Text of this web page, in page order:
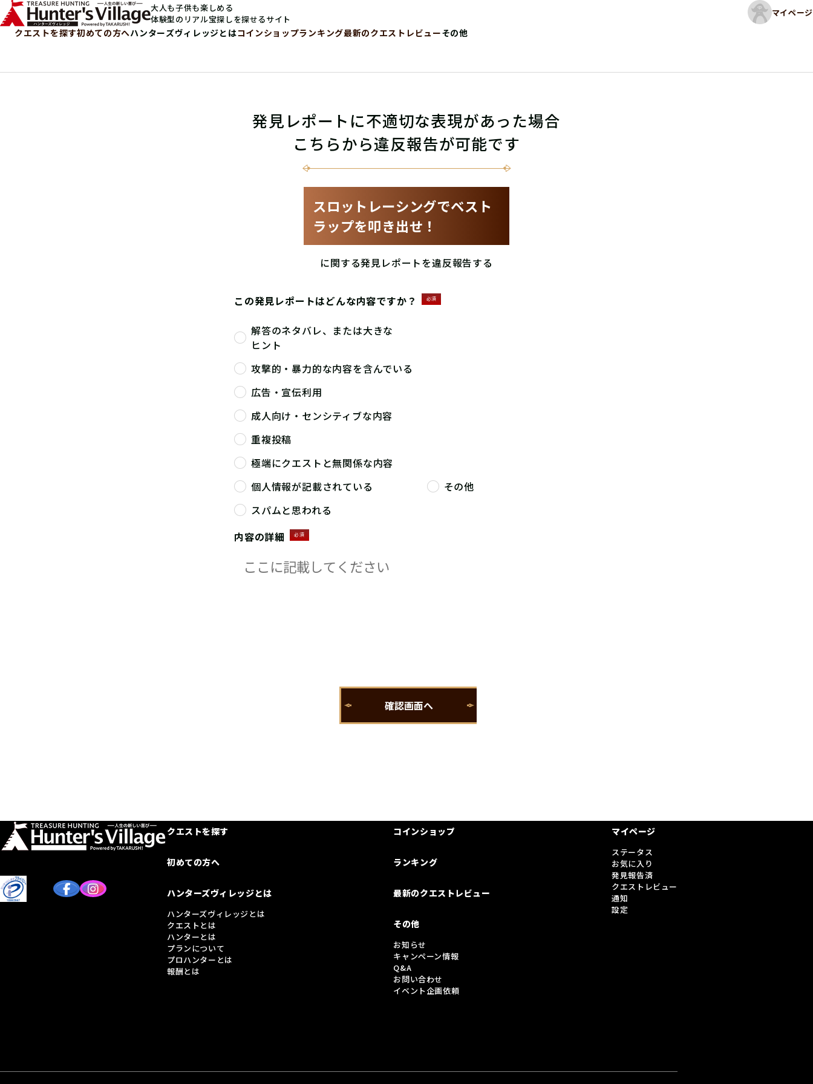
大人も子供も楽しめる
体験型のリアル宝探しを探せるサイト
マイページ
クエストを探す初めての方へハンターズヴィレッジとはコインショップランキング最新のクエストレビューその他
発見レポートに不適切な表現があった場合
こちらから違反報告が可能です
スロットレーシングでベスト
ラップを叩き出せ！
に関する発見レポートを違反報告する
この発見レポートはどんな内容ですか？ 必須
解答のネタバレ、または大きな
ヒント
攻撃的・暴力的な内容を含んでいる
広告・宣伝利用
成人向け・センシティブな内容
重複投稿
極端にクエストと無関係な内容
個人情報が記載されている
その他
スパムと思われる
内容の詳細
必須
クエストを探す
初めての方へ
ハンターズヴィレッジとは
ハンターズヴィレッジとは
クエストとは
ハンターとは
プランについて
プロハンターとは
報酬とは
コインショップ
ランキング
最新のクエストレビュー
その他
お知らせ
キャンペーン情報
Q&A
お問い合わせ
イベント企画依頼
マイページ
ステータス
お気に入り
発見報告済
クエストレビュー
通知
設定